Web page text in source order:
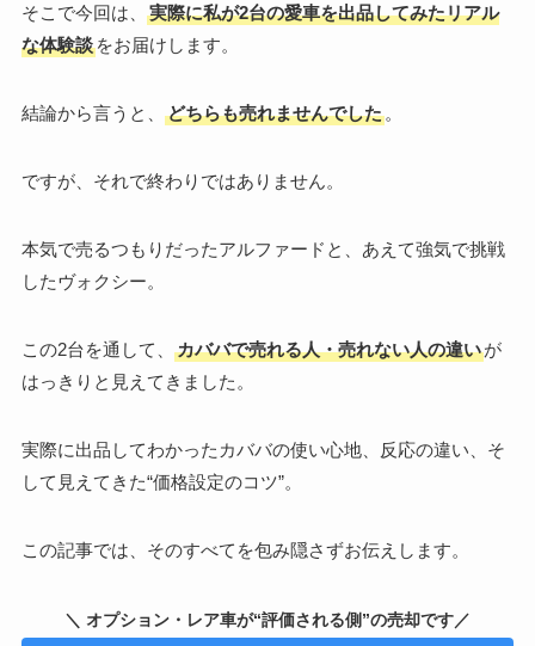
そこで今回は、
実際に私が2台の愛車を出品してみたリアル
な体験談をお届けします。
結論から言うと、 どちらも売れませんでした。
ですが、それで終わりではありません。
本気で売るつもりだったアルファードと、あえて強気で挑戦
したヴォクシー。
この2台を通して、 カババで売れる人・売れない人の違いが
はっきりと見えてきました。
実際に出品してわかったカババの使い心地、反応の違い、そ
して見えてきた“価格設定のコツ”。
この記事では、そのすべてを包み隠さずお伝えします。
＼ オプション・レア車が“評価される側”の売却です／